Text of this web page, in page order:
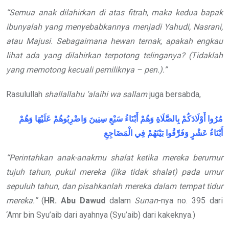
“Semua anak dilahirkan di atas fitrah, maka kedua bapak
ibunyalah yang menyebabkannya menjadi Yahudi, Nasrani,
atau Majusi. Sebagaimana hewan ternak, apakah engkau
lihat ada yang dilahirkan terpotong telinganya? (Tidaklah
yang memotong kecuali pemiliknya – pen.).”
Rasulullah shallallahu ‘alaihi wa sallamjuga bersabda,
مُرُوا أَوْلَادَكُمْ بِالصَّلَاةِ وَهُمْ أَبْنَاءُ سَبْعِ سِنِينَ وَاضْرِبُوهُمْ عَلَيْهَا وَهُمْ
أَبْنَاءُ عَشْرٍ وَفَرِّقُوا بَيْنَهُمْ فِي الْمَضَاجِعِ
“Perintahkan anak-anakmu shalat ketika mereka berumur
tujuh tahun, pukul mereka (jika tidak shalat) pada umur
sepuluh tahun, dan pisahkanlah mereka dalam tempat tidur
mereka.”(HR. Abu Dawuddalam Sunan-nya no. 395 dari
‘Amr bin Syu’aib dari ayahnya (Syu’aib) dari kakeknya.)